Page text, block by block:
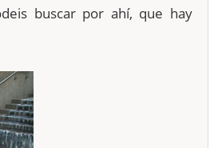
buscar por ahí, que hay